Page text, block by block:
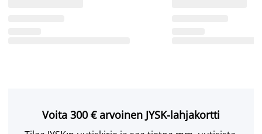
Voita 300 € arvoinen JYSK-lahjakortti